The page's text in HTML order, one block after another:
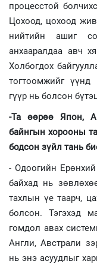
процесстой
Цохоод, цохоод
нийтийн ашиг
анхааралдаа авч
Холбогдох
тогтоомжийг
гүүр нь болсон
-Та өөрөө Япон,
байнгын хорооны
бодсон зүйл тань
- Одоогийн
байхад нь
тахлын үе таарч,
болсон. Тэгэхэд
гомдол авах
Англи, Австрали
нь энэ асуудлыг